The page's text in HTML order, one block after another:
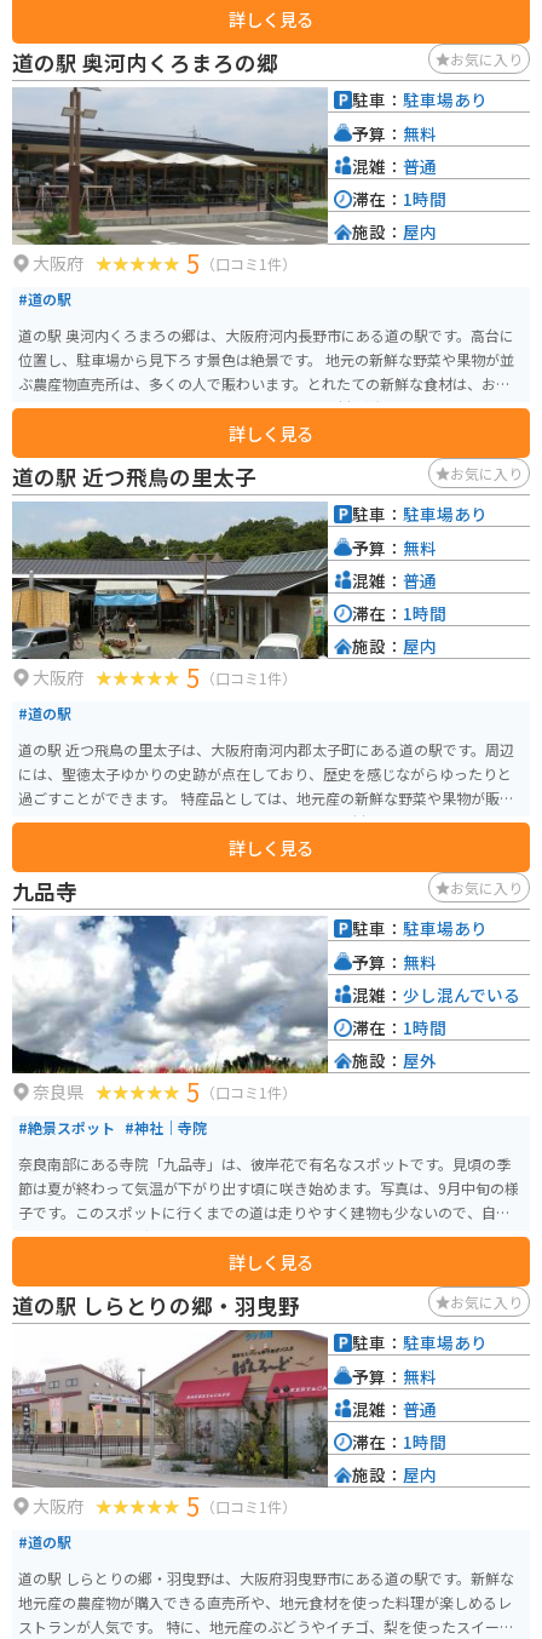
ツツジが山一面を赤く染め、秋にはススキの大草原が広がるなど、四季ごと
に異なる景色が魅力です。 遊歩道や自然探究路も整備されており、ハイキン
グやのんびり散策にも最適。山頂にはロッジや売店もあり、景色を眺めなが
ら休憩できます。バイクの場合は麓まで快適にアクセスでき、駐車場もあるた
めツーリングの立ち寄りにも便利。ワインディングを楽しんだ後に、絶景と
自然でリフレッシュできるスポットです。
詳しく見る
道の駅 奥河内くろまろの郷 お気に入り
大阪府 5 （口コミ1件）
#道の駅
道の駅 奥河内くろまろの郷は、大阪府河内長野市にある道の駅です。高台に
位置し、駐車場から見下ろす景色は絶景です。 地元の新鮮な野菜や果物が並
ぶ農産物直売所は、多くの人で賑わいます。とれたての新鮮な食材は、お土
産にもおすすめです。レストランでは、地元の食材を活かした料理を楽しむ
す。周辺には、自然豊かな観光スポットも多く点在しており、ツーリングの
休憩場所としても最適です。 道の駅 奥河内くろまろの郷は、自然と触れ合
い、地元の魅力を満喫できる場所です。
詳しく見る
駐車： 駐車場あり
予算： 無料
混雑： 普通
滞在： 1時間
施設： 屋内
道の駅 近つ飛鳥の里太子 お気に入り
大阪府 5 （口コミ1件）
#道の駅
道の駅 近つ飛鳥の里太子は、大阪府南河内郡太子町にある道の駅です。周辺
には、聖徳太子ゆかりの史跡が点在しており、歴史を感じながらゆったりと
過ごすことができます。 特産品としては、地元産の新鮮な野菜や果物が販売
されています。また、レストランでは、地元産の食材を使った料理を楽しむ
いるので安心です。周辺は、田園風景が広がる走りやすい道が多く、ツーリ
ングにも最適です。聖徳太子関連の史跡を巡るのもおすすめです。 太子町
は、聖徳太子が幼少期を過ごした地として知られており、関連する史跡が多
いです。道の駅からは、聖徳太子墓や叡福寺などが近く、歴史散策を楽しむ
ことができます。また、周辺には、自然豊かな公園もあり、ゆっくりと過ご
すことができます。
詳しく見る
駐車： 駐車場あり
予算： 無料
混雑： 普通
滞在： 1時間
施設： 屋内
九品寺 お気に入り
奈良県 5 （口コミ1件）
#絶景スポット #神社｜寺院
奈良南部にある寺院「九品寺」は、彼岸花で有名なスポットです。見頃の季
節は夏が終わって気温が下がり出す頃に咲き始めます。写真は、9月中旬の様
子です。このスポットに行くまでの道は走りやすく建物も少ないので、自然
を楽しむツーリングには最適です。
詳しく見る
駐車： 駐車場あり
予算： 無料
混雑： 少し混んでいる
滞在： 1時間
施設： 屋外
道の駅 しらとりの郷・羽曳野 お気に入り
大阪府 5 （口コミ1件）
#道の駅
道の駅 しらとりの郷・羽曳野は、大阪府羽曳野市にある道の駅です。新鮮な
地元産の農産物が購入できる直売所や、地元食材を使った料理が楽しめるレ
ストランが人気です。 特に、地元産のぶどうやイチゴ、梨を使ったスイーツ
駐車： 駐車場あり
予算： 無料
混雑： 普通
滞在： 1時間
施設： 屋内